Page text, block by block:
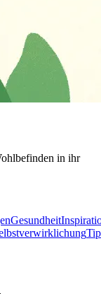
in ihr
Gesundheit